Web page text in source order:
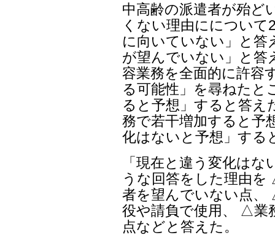
中高齢の派遣者が殆ど
くない理由にについて
に向いていない」と答
が望んでいない」と答
容業務を全面的に許容
る可能性」を尋ねたと
ると予想」すると答え
務で若干増加すると予
化はないと予想」する
「現在と違う変化は
うな回答をした理由
者を望んでいない点
役や請負で使用、 △業
点などと答えた。